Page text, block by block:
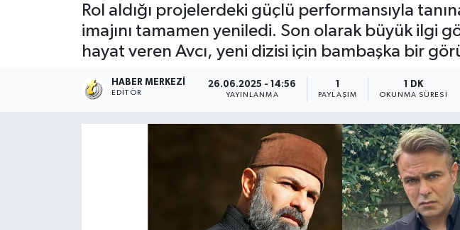
Rol aldığı projelerdeki güçlü performansıyla
imajını tamamen yeniledi. Son olarak büyük ilgi
hayat veren Avcı, yeni dizisi için bambaşka bir
HABER MERKEZI
EDITÖR
26.06.2025 - 14:56
YAYINLANMA
1
PAYLAŞIM
1 DK
OKUNMA SÜRESI
Ulusal Haberler
Vefat Edenler